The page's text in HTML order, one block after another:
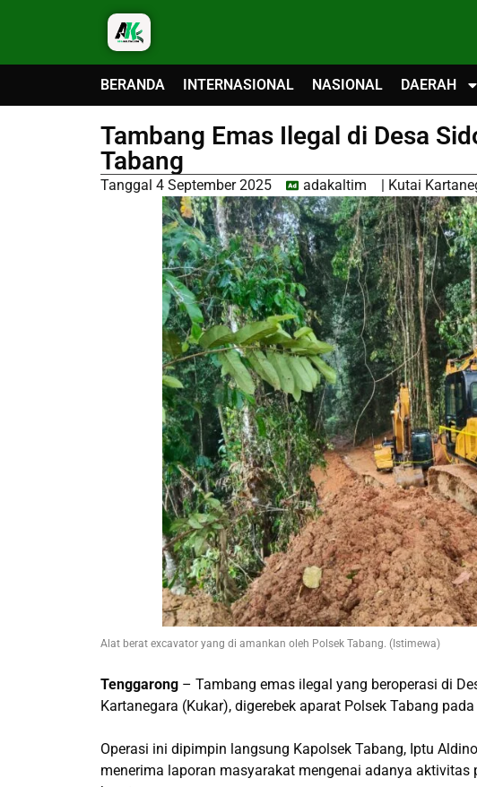
BERANDA INTERNASIONAL NASIONAL DAERAH
Tambang Emas Ilegal di Desa
Tabang
Tanggal 4 September 2025 adakaltim | Kutai
Alat berat excavator yang di amankan oleh Polsek Tabang. (Istimewa)
Tenggarong – Tambang emas ilegal yang beroperasi di
Kartanegara (Kukar), digerebek aparat Polsek Tabang
Operasi ini dipimpin langsung Kapolsek Tabang, Iptu
menerima laporan masyarakat mengenai adanya